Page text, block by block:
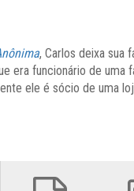
, Carlos deixa sua
era funcionário de uma
ele é sócio de uma